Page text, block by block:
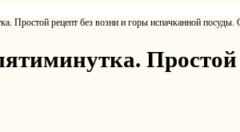
Простой рецепт без возни и горы испачканной
Простой